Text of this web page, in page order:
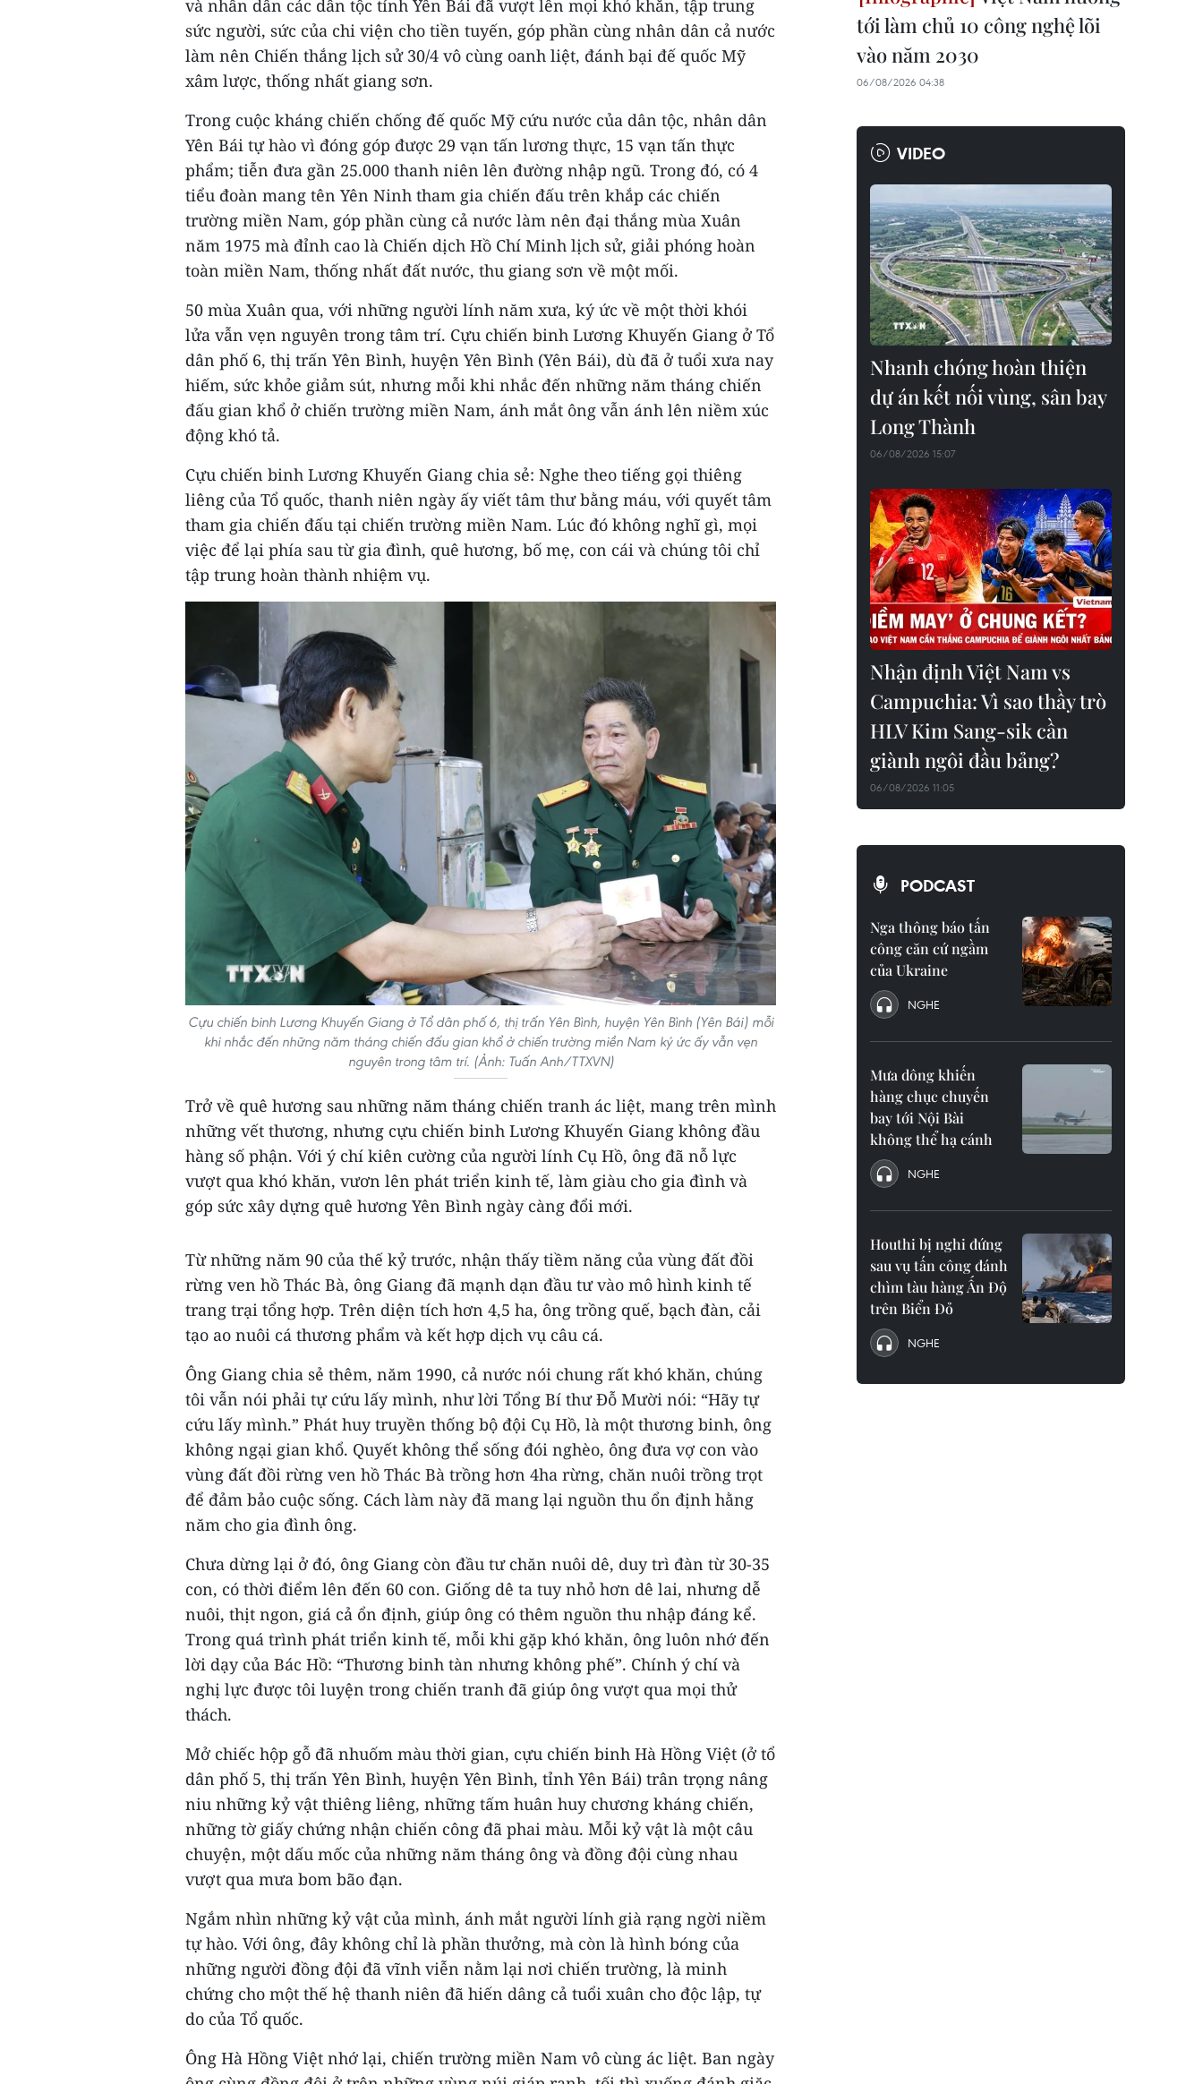
và nhân dân các dân tộc tỉnh Yên Bái đã vượt lên mọi khó khăn, tập trung
sức người, sức của chi viện cho tiền tuyến, góp phần cùng nhân dân cả nước
làm nên Chiến thắng lịch sử 30/4 vô cùng oanh liệt, đánh bại đế quốc Mỹ
xâm lược, thống nhất giang sơn.
Trong cuộc kháng chiến chống đế quốc Mỹ cứu nước của dân tộc, nhân dân
Yên Bái tự hào vì đóng góp được 29 vạn tấn lương thực, 15 vạn tấn thực
phẩm; tiễn đưa gần 25.000 thanh niên lên đường nhập ngũ. Trong đó, có 4
tiểu đoàn mang tên Yên Ninh tham gia chiến đấu trên khắp các chiến
trường miền Nam, góp phần cùng cả nước làm nên đại thắng mùa Xuân
năm 1975 mà đỉnh cao là Chiến dịch Hồ Chí Minh lịch sử, giải phóng hoàn
toàn miền Nam, thống nhất đất nước, thu giang sơn về một mối.
50 mùa Xuân qua, với những người lính năm xưa, ký ức về một thời khói
lửa vẫn vẹn nguyên trong tâm trí. Cựu chiến binh Lương Khuyến Giang ở Tổ
dân phố 6, thị trấn Yên Bình, huyện Yên Bình (Yên Bái), dù đã ở tuổi xưa nay
hiếm, sức khỏe giảm sút, nhưng mỗi khi nhắc đến những năm tháng chiến
đấu gian khổ ở chiến trường miền Nam, ánh mắt ông vẫn ánh lên niềm xúc
động khó tả.
Cựu chiến binh Lương Khuyến Giang chia sẻ: Nghe theo tiếng gọi thiêng
liêng của Tổ quốc, thanh niên ngày ấy viết tâm thư bằng máu, với quyết tâm
tham gia chiến đấu tại chiến trường miền Nam. Lúc đó không nghĩ gì, mọi
việc để lại phía sau từ gia đình, quê hương, bố mẹ, con cái và chúng tôi chỉ
tập trung hoàn thành nhiệm vụ.
Cựu chiến binh Lương Khuyến Giang ở Tổ dân phố 6, thị trấn Yên Bình, huyện Yên Bình (Yên Bái) mỗi
khi nhắc đến những năm tháng chiến đấu gian khổ ở chiến trường miền Nam ký ức ấy vẫn vẹn
nguyên trong tâm trí. (Ảnh: Tuấn Anh/TTXVN)
Trở về quê hương sau những năm tháng chiến tranh ác liệt, mang trên mình
những vết thương, nhưng cựu chiến binh Lương Khuyến Giang không đầu
hàng số phận. Với ý chí kiên cường của người lính Cụ Hồ, ông đã nỗ lực
vượt qua khó khăn, vươn lên phát triển kinh tế, làm giàu cho gia đình và
góp sức xây dựng quê hương Yên Bình ngày càng đổi mới.
Từ những năm 90 của thế kỷ trước, nhận thấy tiềm năng của vùng đất đồi
rừng ven hồ Thác Bà, ông Giang đã mạnh dạn đầu tư vào mô hình kinh tế
trang trại tổng hợp. Trên diện tích hơn 4,5 ha, ông trồng quế, bạch đàn, cải
tạo ao nuôi cá thương phẩm và kết hợp dịch vụ câu cá.
Ông Giang chia sẻ thêm, năm 1990, cả nước nói chung rất khó khăn, chúng
tôi vẫn nói phải tự cứu lấy mình, như lời Tổng Bí thư Đỗ Mười nói: “Hãy tự
cứu lấy mình.” Phát huy truyền thống bộ đội Cụ Hồ, là một thương binh, ông
không ngại gian khổ. Quyết không thể sống đói nghèo, ông đưa vợ con vào
vùng đất đồi rừng ven hồ Thác Bà trồng hơn 4ha rừng, chăn nuôi trồng trọt
để đảm bảo cuộc sống. Cách làm này đã mang lại nguồn thu ổn định hằng
năm cho gia đình ông.
Chưa dừng lại ở đó, ông Giang còn đầu tư chăn nuôi dê, duy trì đàn từ 30-35
con, có thời điểm lên đến 60 con. Giống dê ta tuy nhỏ hơn dê lai, nhưng dễ
nuôi, thịt ngon, giá cả ổn định, giúp ông có thêm nguồn thu nhập đáng kể.
Trong quá trình phát triển kinh tế, mỗi khi gặp khó khăn, ông luôn nhớ đến
lời dạy của Bác Hồ: “Thương binh tàn nhưng không phế”. Chính ý chí và
nghị lực được tôi luyện trong chiến tranh đã giúp ông vượt qua mọi thử
thách.
Mở chiếc hộp gỗ đã nhuốm màu thời gian, cựu chiến binh Hà Hồng Việt (ở tổ
dân phố 5, thị trấn Yên Bình, huyện Yên Bình, tỉnh Yên Bái) trân trọng nâng
niu những kỷ vật thiêng liêng, những tấm huân huy chương kháng chiến,
những tờ giấy chứng nhận chiến công đã phai màu. Mỗi kỷ vật là một câu
chuyện, một dấu mốc của những năm tháng ông và đồng đội cùng nhau
vượt qua mưa bom bão đạn.
Ngắm nhìn những kỷ vật của mình, ánh mắt người lính già rạng ngời niềm
tự hào. Với ông, đây không chỉ là phần thưởng, mà còn là hình bóng của
những người đồng đội đã vĩnh viễn nằm lại nơi chiến trường, là minh
chứng cho một thế hệ thanh niên đã hiến dâng cả tuổi xuân cho độc lập, tự
do của Tổ quốc.
Ông Hà Hồng Việt nhớ lại, chiến trường miền Nam vô cùng ác liệt. Ban ngày
tới làm chủ 10 công nghệ lõi
vào năm 2030
06/08/2026 04:38
VIDEO
Nhanh chóng hoàn thiện
dự án kết nối vùng, sân bay
Long Thành
06/08/2026 15:07
Nhận định Việt Nam vs
Campuchia: Vì sao thầy trò
HLV Kim Sang-sik cần
giành ngôi đầu bảng?
06/08/2026 11:05
PODCAST
Nga thông báo tấn
công căn cứ ngầm
của Ukraine
NGHE
Mưa dông khiến
hàng chục chuyến
bay tới Nội Bài
không thể hạ cánh
NGHE
Houthi bị nghi đứng
sau vụ tấn công đánh
chìm tàu hàng Ấn Độ
trên Biển Đỏ
NGHE